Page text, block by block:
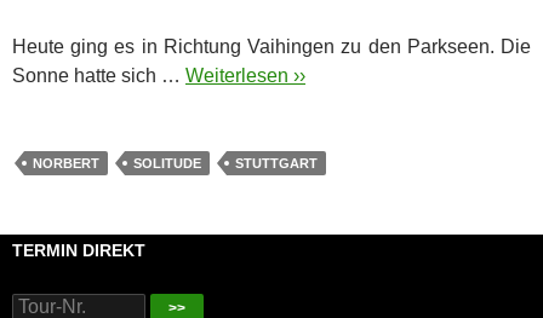
Heute ging es in Richtung Vaihingen zu den Parkseen. Die
Sonne hatte sich … Weiterlesen ››
NORBERT SOLITUDE STUTTGART
TERMIN DIREKT
>>